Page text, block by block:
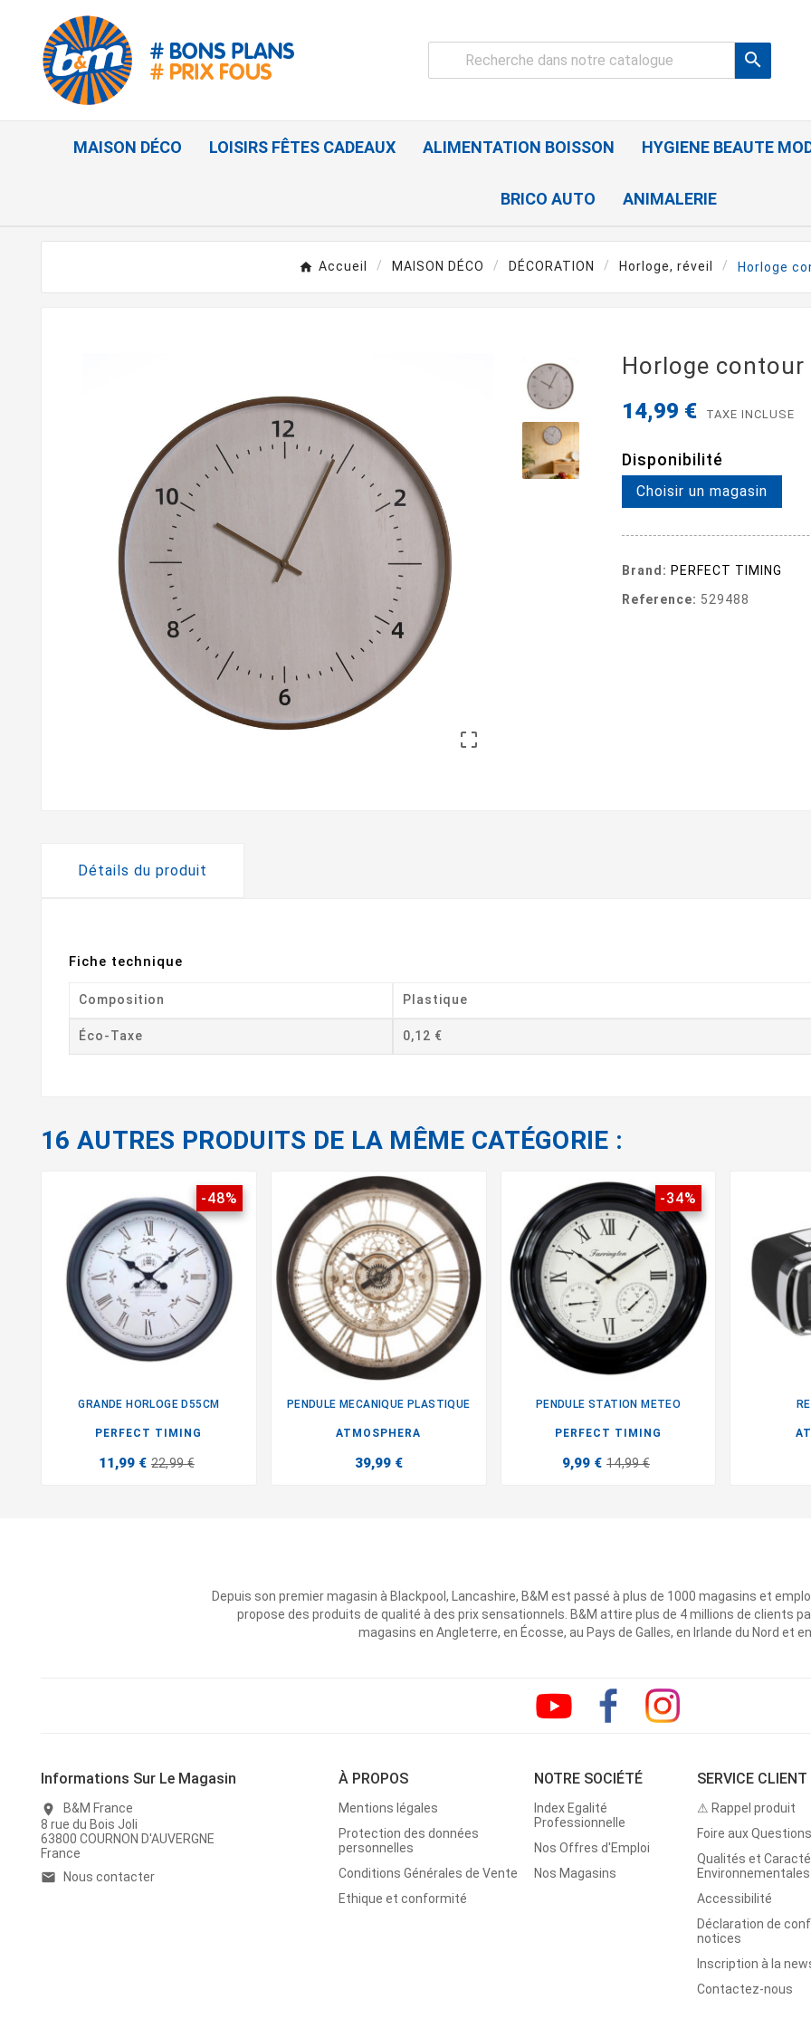

MAISON DÉCO LOISIRS FÊTES CADEAUX ALIMENTATION BOISSON HYGIENE BEAUTE
BRICO AUTO ANIMALERIE
Accueil MAISON DÉCO DÉCORATION Horloge, réveil Horloge

Horloge
14,99 € TAXE INCLUSE
Disponibilité
Choisir un magasin
Brand: PERFECT TIMING
Reference: 529488
Détails du produit
Fiche technique
Composition Plastique
Éco-Taxe 0,12 €
16 AUTRES PRODUITS DE LA MÊME CATÉGORIE :
-48%
GRANDE HORLOGE D55CM
PERFECT TIMING
11,99 € 22,99 €
PENDULE MECANIQUE PLASTIQUE
ATMOSPHERA
39,99 €
-34%
PENDULE STATION METEO
PERFECT TIMING
9,99 € 14,99 €
Depuis son premier magasin à Blackpool, Lancashire, B&M est passé à plus de 1000 magasins et
propose des produits de qualité à des prix sensationnels. B&M attire plus de 4 millions de clients
magasins en Angleterre, en Écosse, au Pays de Galles, en Irlande du Nord et
Informations Sur Le Magasin
location_on
B&M France
8 rue du Bois Joli
63800 COURNON D'AUVERGNE
France
email Nous contacter
À PROPOS
Mentions légales
Protection des données
personnelles
Conditions Générales de Vente
Ethique et conformité
NOTRE SOCIÉTÉ
Index Egalité
Professionnelle
Nos Offres d'Emploi
Nos Magasins
SERVICE CLIENT
⚠ Rappel produit
Foire aux
Qualités et
Environnementales
Accessibilité
Déclaration de
notices
Inscription à la
Contactez-nous